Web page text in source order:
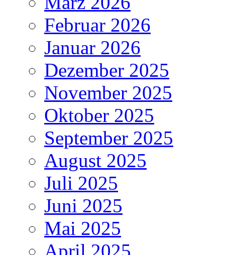
Februar 2026
Januar 2026
Dezember 2025
November 2025
Oktober 2025
September 2025
August 2025
Juli 2025
Juni 2025
Mai 2025